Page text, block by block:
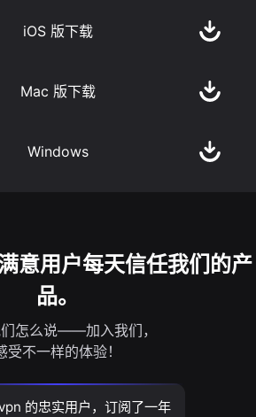
iOS 版下载
Mac 版下载
Windows
意用户每天信任我们的产
品。
怎么说——加入我们，
受不一样的体验！
的忠实用户，订阅了一年